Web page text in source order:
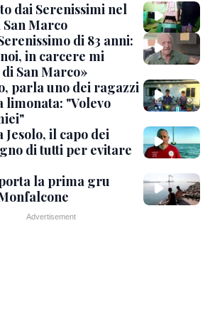
dai Serenissimi nel
San Marco
di 83 anni:
in carcere mi
San Marco»
parla uno dei ragazzi
limonata: "Volevo
il capo dei
di tutti per evitare
la prima gru